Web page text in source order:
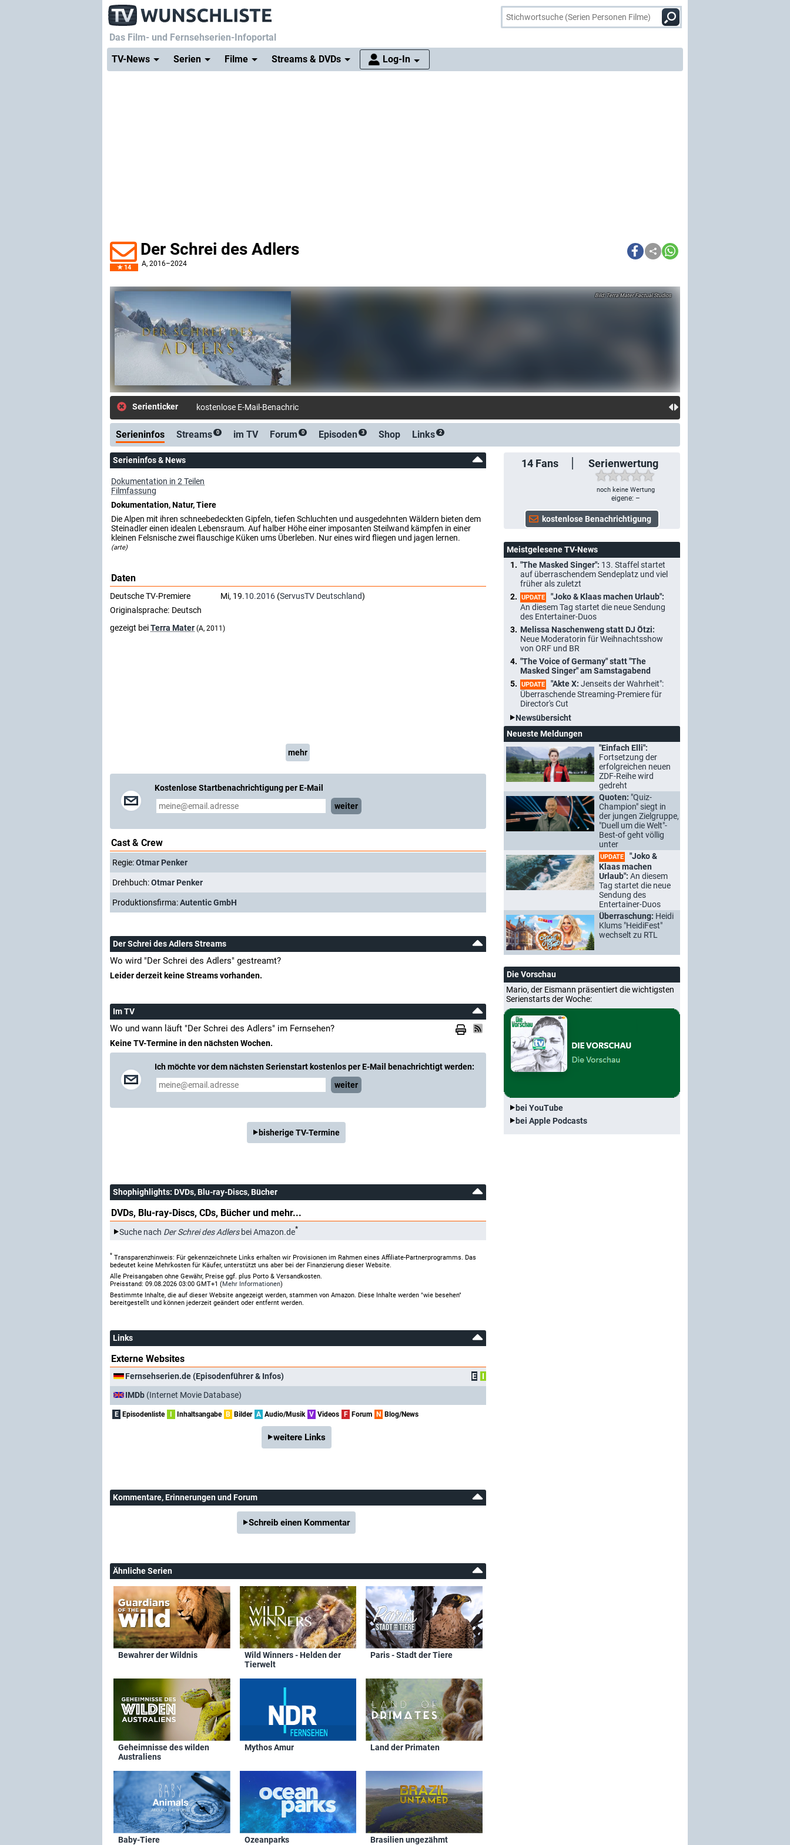
Das Film- und Fernsehserien-Infoportal
TV-News
Serien Filme Streams & DVDs Log-In
14
Der Schrei des Adlers
A, 2016–2024
Terra Mater Factual Studios
Serienticker kostenlose E-Mail-Benachrichtigung bei Streaming- oder TV-Sta
Serieninfos Streams 0 im TV Forum 0 Episoden 3 Shop Links 2
14 Fans Serienwertung
noch keine Wertung
eigene: –
Serieninfos & News
Dokumentation in 2 Teilen
Filmfassung
Dokumentation, Natur, Tiere
Die Alpen mit ihren schneebedeckten Gipfeln, tiefen Schluchten und ausgedehnten Wäldern bieten dem
Steinadler einen idealen Lebensraum. Auf halber Höhe einer imposanten Steilwand kämpfen in einer
kleinen Felsnische zwei flauschige Küken ums Überleben. Nur eines wird fliegen und jagen lernen.
(arte)
Daten
Deutsche TV-Premiere Mi, 19.10.2016 (ServusTV Deutschland)
Originalsprache: Deutsch
gezeigt beiTerra Mater (A, 2011)
mehr
Kostenlose Startbenachrichtigung per E-Mail
weiter
Cast & Crew
Regie:Otmar Penker
Drehbuch:Otmar Penker
Produktionsfirma:Autentic GmbH
Der Schrei des Adlers Streams
Wo wird "Der Schrei des Adlers" gestreamt?
Leider derzeit keine Streams vorhanden.
Im TV
Wo und wann läuft "Der Schrei des Adlers" im Fernsehen?
Keine TV-Termine in den nächsten Wochen.
Ich möchte vor dem nächsten Serienstart kostenlos per E-Mail benachrichtigt werden:
weiter
bisherige TV-Termine
Shophighlights: DVDs, Blu-ray-Discs, Bücher
DVDs, Blu-ray-Discs, CDs, Bücher und mehr...
Suche nach Der Schrei des Adlersbei Amazon.de*
* Transparenzhinweis: Für gekennzeichnete Links erhalten wir Provisionen im Rahmen eines Affiliate-Partnerprogramms. Das
bedeutet keine Mehrkosten für Käufer, unterstützt uns aber bei der Finanzierung dieser Website.
Alle Preisangaben ohne Gewähr, Preise ggf. plus Porto & Versandkosten.
Preisstand: 09.08.2026 03:00 GMT+1 (Mehr Informationen)
Bestimmte Inhalte, die auf dieser Website angezeigt werden, stammen von Amazon. Diese Inhalte werden "wie besehen"
bereitgestellt und können jederzeit geändert oder entfernt werden.
Links
Externe Websites
Fernsehserien.de (Episodenführer & Infos) E
I
IMDb (Internet Movie Database)
E Episodenliste I Inhaltsangabe B Bilder A Audio/Musik V Videos F Forum N Blog/News
weitere Links
Kommentare, Erinnerungen und Forum
Schreib einen Kommentar
Ähnliche Serien
Bewahrer der Wildnis
Wild Winners - Helden der
Tierwelt
Paris - Stadt der Tiere
Geheimnisse des wilden
Australiens
Mythos Amur Land der Primaten
Baby-Tiere Ozeanparks Brasilien ungezähmt
Meistgelesene TV-News
"The Masked Singer": 13. Staffel startet
auf überraschendem Sendeplatz und viel
früher als zuletzt
UPDATE
"Joko & Klaas machen Urlaub":
An diesem Tag startet die neue Sendung
des Entertainer-Duos
Melissa Naschenweng statt DJ Ötzi:
Neue Moderatorin für Weihnachtsshow
von ORF und BR
"The Voice of Germany" statt "The
Masked Singer" am Samstagabend
UPDATE "Akte X: Jenseits der Wahrheit":
Überraschende Streaming-Premiere für
Director's Cut
Newsübersicht
Neueste Meldungen
"Einfach Elli":
Fortsetzung der
erfolgreichen neuen
ZDF-Reihe wird
gedreht
Quoten: "Quiz-
Champion" siegt in
der jungen Zielgruppe,
"Duell um die Welt"-
Best-of geht völlig
unter
UPDATE
"Joko &
Klaas machen
Urlaub": An diesem
Tag startet die neue
Sendung des
Entertainer-Duos
Überraschung: Heidi
Klums "HeidiFest"
wechselt zu RTL
Die Vorschau
Mario, der Eismann präsentiert die wichtigsten
Serienstarts der Woche:
bei YouTube
bei Apple Podcasts